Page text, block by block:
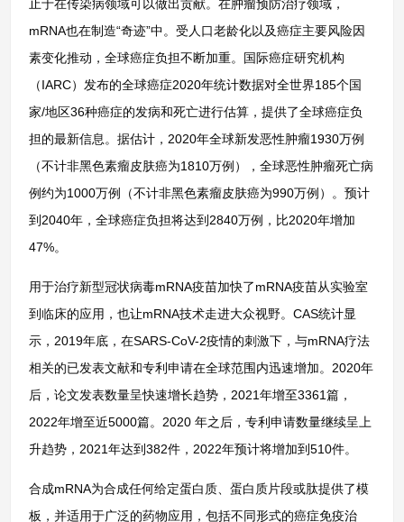
止于在传染病领域可以做出贡献。在肿瘤预防治疗领域，
mRNA也在制造“奇迹”中。受人口老龄化以及癌症主要风险因
素变化推动，全球癌症负担不断加重。国际癌症研究机构
（IARC）发布的全球癌症2020年统计数据对全世界185个国
家/地区36种癌症的发病和死亡进行估算，提供了全球癌症负
担的最新信息。据估计，2020年全球新发恶性肿瘤1930万例
（不计非黑色素瘤皮肤癌为1810万例），全球恶性肿瘤死亡病
例约为1000万例（不计非黑色素瘤皮肤癌为990万例）。预计
到2040年，全球癌症负担将达到2840万例，比2020年增加
47%。
用于治疗新型冠状病毒mRNA疫苗加快了mRNA疫苗从实验室
到临床的应用，也让mRNA技术走进大众视野。CAS统计显
示，2019年底，在SARS-CoV-2疫情的刺激下，与mRNA疗法
相关的已发表文献和专利申请在全球范围内迅速增加。2020年
后，论文发表数量呈快速增长趋势，2021年增至3361篇，
2022年增至近5000篇。2020 年之后，专利申请数量继续呈上
升趋势，2021年达到382件，2022年预计将增加到510件。
合成mRNA为合成任何给定蛋白质、蛋白质片段或肽提供了模
板，并适用于广泛的药物应用，包括不同形式的癌症免疫治